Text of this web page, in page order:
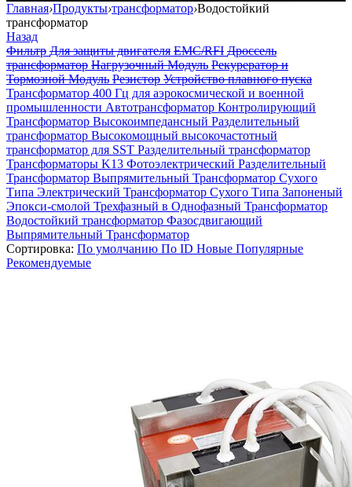
Главная›Продукты›трансформатор›Водостойкий
трансформатор
Назад
Фильтр Для защиты двигателя EMC/RFI Дроссель
трансформатор Нагрузочный Модуль Рекурератор и
Тормозной Модуль Резистор Устройство плавного пуска
Трансформатор 400 Гц для аэрокосмической и военной
промышленности Автотрансформатор Контролирующий
Трансформатор Высокоимпедансный Разделительный
трансформатор Высокомощный высокочастотный
трансформатор для SST Разделительный трансформатор
Трансформаторы K13 Фотоэлектрический Разделительный
Трансформатор Выпрямительный Трансформатор Сухого
Типа Электрический Трансформатор Сухого Типа Запоненый
Эпокси-смолой Трехфазный в Однофазный Трансформатор
Водостойкий трансформатор Фазосдвигающий
Выпрямительный Трансформатор
Сортировка: По умолчанию По ID Новые Популярные
Рекомендуемые